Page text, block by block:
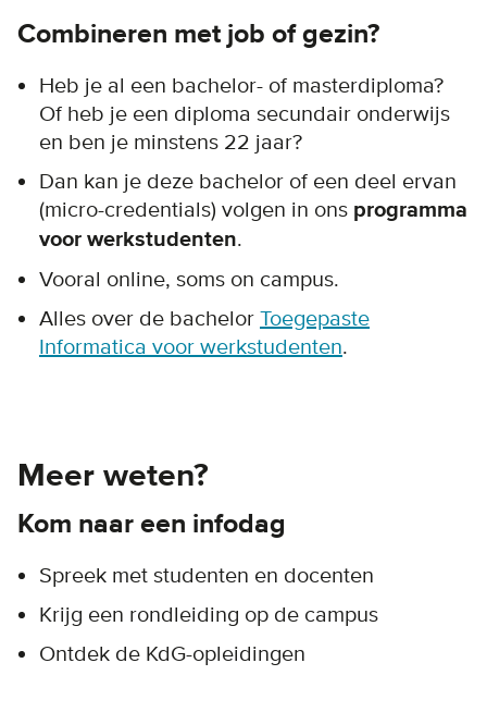
Combineren met job of gezin?
Heb je al een bachelor- of masterdiploma?
Of heb je een diploma secundair onderwijs
en ben je minstens 22 jaar?
Dan kan je deze bachelor of een deel ervan
(micro-credentials) volgen in ons programma
voor werkstudenten.
Vooral online, soms on campus.
Alles over de bachelor Toegepaste
Informatica voor werkstudenten.
Meer weten?
Kom naar een infodag
Spreek met studenten en docenten
Krijg een rondleiding op de campus
Ontdek de KdG-opleidingen